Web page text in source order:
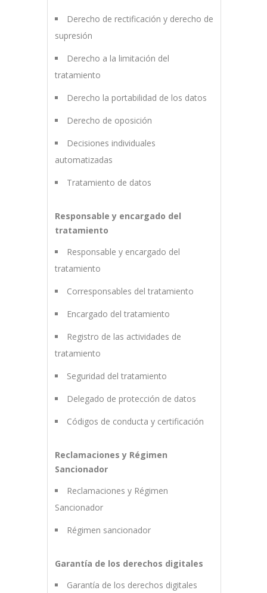
Derecho de rectificación y derecho de
supresión
Derecho a la limitación del
tratamiento
Derecho la portabilidad de los datos
Derecho de oposición
Decisiones individuales
automatizadas
Tratamiento de datos
Responsable y encargado del
tratamiento
Responsable y encargado del
tratamiento
Corresponsables del tratamiento
Encargado del tratamiento
Registro de las actividades de
tratamiento
Seguridad del tratamiento
Delegado de protección de datos
Códigos de conducta y certificación
Reclamaciones y Régimen
Sancionador
Reclamaciones y Régimen
Sancionador
Régimen sancionador
Garantía de los derechos digitales
Garantía de los derechos digitales